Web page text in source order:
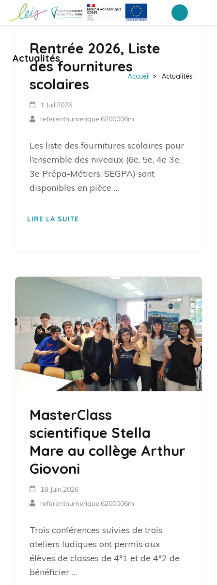
(Pressez
Entrée)
Actualités
Accueil > Actualités
Rentrée 2026, Liste
des fournitures
scolaires
1 Juil,2026
referentnumerique.6200006m
Les liste des fournitures scolaires pour
l’ensemble des niveaux (6e, 5e, 4e 3e,
3e Prépa-Métiers, SEGPA) sont
disponibles en pièce …
LIRE LA SUITE
MasterClass
scientifique Stella
Mare au collège Arthur
Giovoni
18 Juin,2026
referentnumerique.6200006m
Trois conférences suivies de trois
ateliers ludiques ont permis aux
élèves de classes de 4°1 et de 4°2 de
bénéficier …